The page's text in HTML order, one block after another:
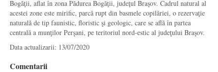
Bogăţii, aflat în zona Pădurea Bogăţii, judeţul Braşov. Cadrul natural al
acestei zone este mirific, parcă rupt din basmele copilăriei, o rezervaţie
naturală de tip faunistic, floristic şi geologic, care se află în partea
centrală a munţilor Perşani, pe teritoriul nord-estic al judeţului Braşov.
Data actualizarii: 13/07/2020
Comentarii